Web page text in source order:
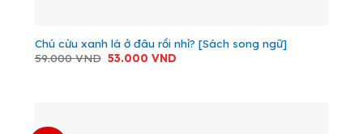
Chú cừu xanh lá ở đâu rồi nhỉ? [Sách song ngữ]
59.000VND Giá
53.000 VNDGiá